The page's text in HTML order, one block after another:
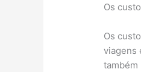
Os
Os
viagens
também